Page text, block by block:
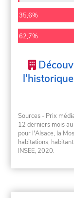
35,6%
62,7%
Sources - Prix
12 derniers mois
pour l'Alsace, la
habitations,
INSEE, 2020.